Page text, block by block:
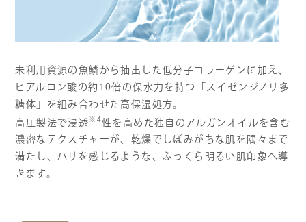
未利用資源の魚鱗から抽出した低分子コラーゲンに加え、
ヒアルロン酸の約10倍の保水力を持つ「スイゼンジノリ多
糖体」を組み合わせた高保湿処方。
高圧製法で浸透 ※4性を高めた独自のアルガンオイルを含む
濃密なテクスチャーが、乾燥でしぼみがちな肌を隅々まで
満たし、ハリを感じるような、ふっくら明るい肌印象へ導
きます。